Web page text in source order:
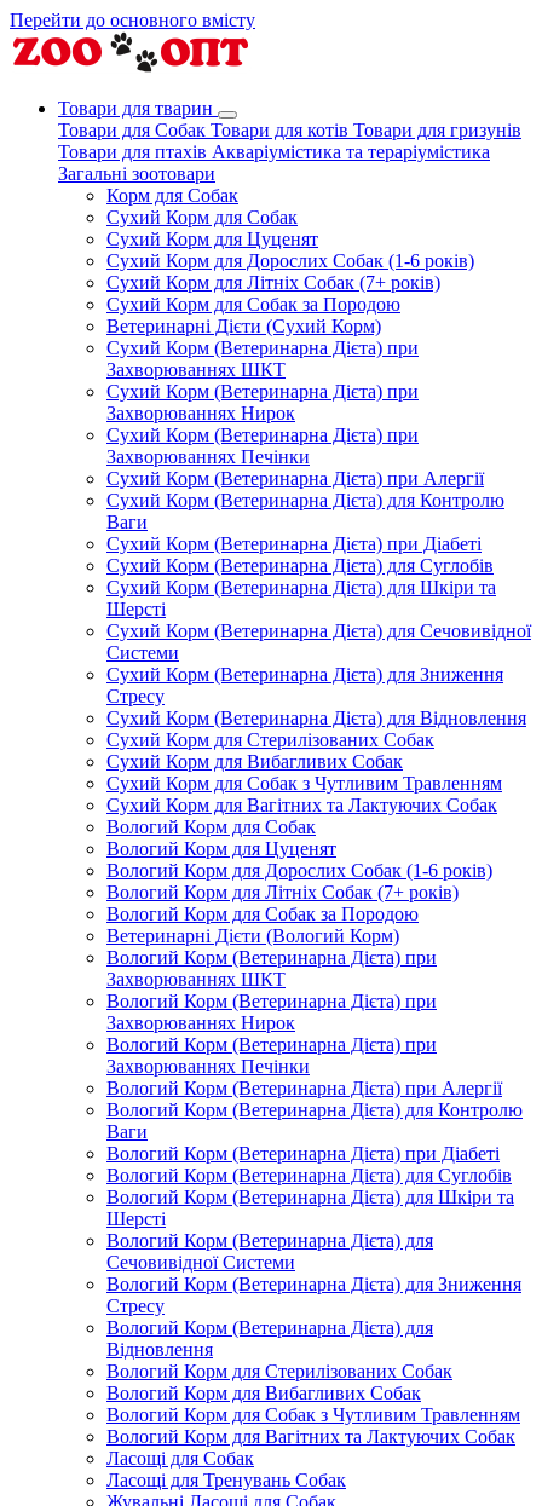
Перейти до основного вмісту
Товари для тварин
Товари для Собак Товари для котів Товари для гризунів
Товари для птахів Акваріумістика та тераріумістика
Загальні зоотовари
Корм для Собак
Сухий Корм для Собак
Сухий Корм для Цуценят
Сухий Корм для Дорослих Собак (1-6 років)
Сухий Корм для Літніх Собак (7+ років)
Сухий Корм для Собак за Породою
Ветеринарні Дієти (Сухий Корм)
Сухий Корм (Ветеринарна Дієта) при
Захворюваннях ШКТ
Сухий Корм (Ветеринарна Дієта) при
Захворюваннях Нирок
Сухий Корм (Ветеринарна Дієта) при
Захворюваннях Печінки
Сухий Корм (Ветеринарна Дієта) при Алергії
Сухий Корм (Ветеринарна Дієта) для Контролю
Ваги
Сухий Корм (Ветеринарна Дієта) при Діабеті
Сухий Корм (Ветеринарна Дієта) для Суглобів
Сухий Корм (Ветеринарна Дієта) для Шкіри та
Шерсті
Сухий Корм (Ветеринарна Дієта) для Сечовивідної
Системи
Сухий Корм (Ветеринарна Дієта) для Зниження
Стресу
Сухий Корм (Ветеринарна Дієта) для Відновлення
Сухий Корм для Стерилізованих Собак
Сухий Корм для Вибагливих Собак
Сухий Корм для Собак з Чутливим Травленням
Сухий Корм для Вагітних та Лактуючих Собак
Вологий Корм для Собак
Вологий Корм для Цуценят
Вологий Корм для Дорослих Собак (1-6 років)
Вологий Корм для Літніх Собак (7+ років)
Вологий Корм для Собак за Породою
Ветеринарні Дієти (Вологий Корм)
Вологий Корм (Ветеринарна Дієта) при
Захворюваннях ШКТ
Вологий Корм (Ветеринарна Дієта) при
Захворюваннях Нирок
Вологий Корм (Ветеринарна Дієта) при
Захворюваннях Печінки
Вологий Корм (Ветеринарна Дієта) при Алергії
Вологий Корм (Ветеринарна Дієта) для Контролю
Ваги
Вологий Корм (Ветеринарна Дієта) при Діабеті
Вологий Корм (Ветеринарна Дієта) для Суглобів
Вологий Корм (Ветеринарна Дієта) для Шкіри та
Шерсті
Вологий Корм (Ветеринарна Дієта) для
Сечовивідної Системи
Вологий Корм (Ветеринарна Дієта) для Зниження
Стресу
Вологий Корм (Ветеринарна Дієта) для
Відновлення
Вологий Корм для Стерилізованих Собак
Вологий Корм для Вибагливих Собак
Вологий Корм для Собак з Чутливим Травленням
Вологий Корм для Вагітних та Лактуючих Собак
Ласощі для Собак
Ласощі для Тренувань Собак
Жувальні Ласощі для Собак